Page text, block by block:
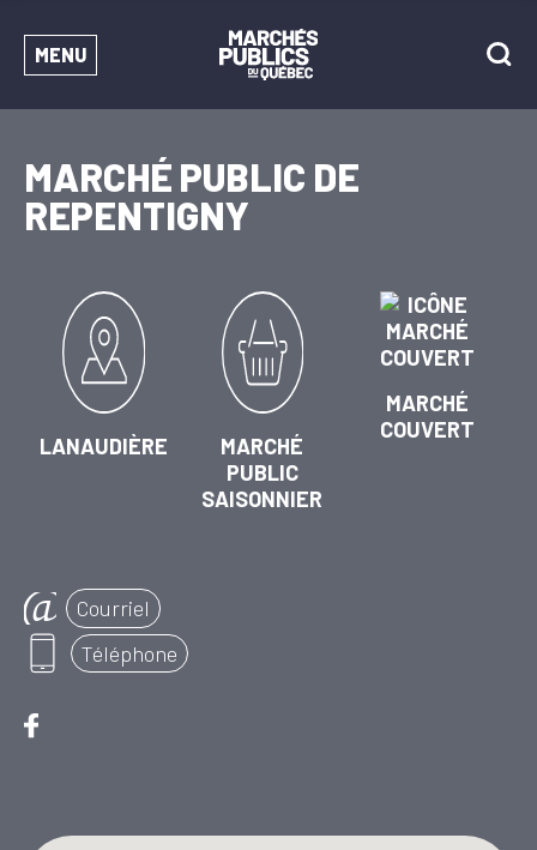
MENU
MARCHÉ PUBLIC DE
REPENTIGNY
LANAUDIÈRE
MARCHÉ
PUBLIC
SAISONNIER
MARCHÉ
COUVERT
Courriel
Téléphone